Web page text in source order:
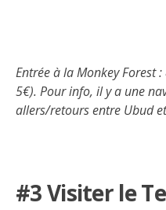
Entrée à la Monkey Forest
5€). Pour info, il y a une
allers/retours entre Ubud
#3 Visiter le